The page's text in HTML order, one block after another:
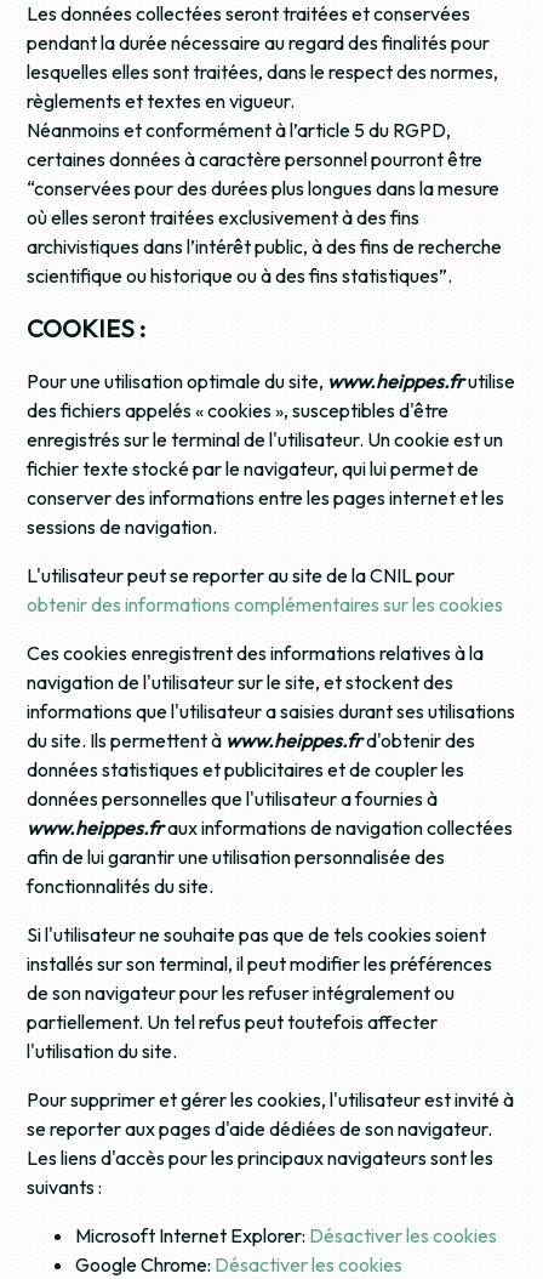
Les données collectées seront traitées et conservées
pendant la durée nécessaire au regard des finalités pour
lesquelles elles sont traitées, dans le respect des normes,
règlements et textes en vigueur.
Néanmoins et conformément à l’article 5 du RGPD,
certaines données à caractère personnel pourront être
“conservées pour des durées plus longues dans la mesure
où elles seront traitées exclusivement à des fins
archivistiques dans l’intérêt public, à des fins de recherche
scientifique ou historique ou à des fins statistiques”.
COOKIES :
Pour une utilisation optimale du site, www.heippes.frutilise
des fichiers appelés « cookies », susceptibles d'être
enregistrés sur le terminal de l'utilisateur. Un cookie est un
fichier texte stocké par le navigateur, qui lui permet de
conserver des informations entre les pages internet et les
sessions de navigation.
L'utilisateur peut se reporter au site de la CNIL pour
obtenir des informations complémentaires sur les cookies
Ces cookies enregistrent des informations relatives à la
navigation de l'utilisateur sur le site, et stockent des
informations que l'utilisateur a saisies durant ses utilisations
du site. Ils permettent à www.heippes.frd'obtenir des
données statistiques et publicitaires et de coupler les
données personnelles que l'utilisateur a fournies à
www.heippes.fraux informations de navigation collectées
afin de lui garantir une utilisation personnalisée des
fonctionnalités du site.
Si l'utilisateur ne souhaite pas que de tels cookies soient
installés sur son terminal, il peut modifier les préférences
de son navigateur pour les refuser intégralement ou
partiellement. Un tel refus peut toutefois affecter
l'utilisation du site.
Pour supprimer et gérer les cookies, l'utilisateur est invité à
se reporter aux pages d'aide dédiées de son navigateur.
Les liens d'accès pour les principaux navigateurs sont les
suivants :
Microsoft Internet Explorer: Désactiver les cookies
Google Chrome: Désactiver les cookies